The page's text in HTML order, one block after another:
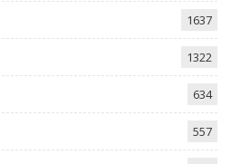
1637
1322
634
557